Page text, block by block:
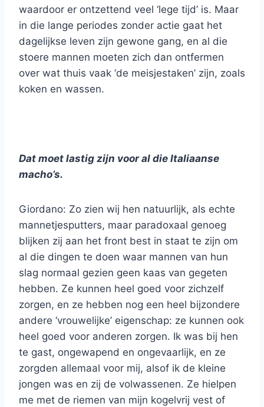
waardoor er ontzettend veel ‘lege tijd’ is. Maar
in die lange periodes zonder actie gaat het
dagelijkse leven zijn gewone gang, en al die
stoere mannen moeten zich dan ontfermen
over wat thuis vaak ‘de meisjestaken’ zijn, zoals
koken en wassen.
Dat moet lastig zijn voor al die Italiaanse
macho’s.
Giordano: Zo zien wij hen natuurlijk, als echte
mannetjesputters, maar paradoxaal genoeg
blijken zij aan het front best in staat te zijn om
al die dingen te doen waar mannen van hun
slag normaal gezien geen kaas van gegeten
hebben. Ze kunnen heel goed voor zichzelf
zorgen, en ze hebben nog een heel bijzondere
andere ‘vrouwelijke’ eigenschap: ze kunnen ook
heel goed voor anderen zorgen. Ik was bij hen
te gast, ongewapend en ongevaarlijk, en ze
zorgden allemaal voor mij, alsof ik de kleine
jongen was en zij de volwassenen. Ze hielpen
me met de riemen van mijn kogelvrij vest of